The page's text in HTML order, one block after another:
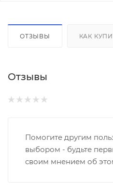
ОТЗЫВЫ КАК
Отзывы
Помогите другим
выбором - будьте
своим мнением об